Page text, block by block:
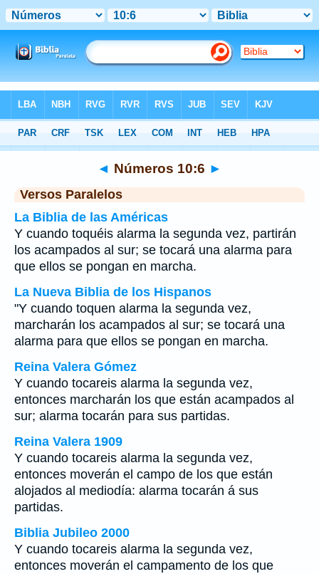
>Números Capítulo 10 > Verso 6
◄ Números 10:6 ►
Versos Paralelos
La Biblia de las Américas
Y cuando toquéis alarma la segunda vez, partirán
los acampados al sur; se tocará una alarma para
que ellos se pongan en marcha.
La Nueva Biblia de los Hispanos
"Y cuando toquen alarma la segunda vez,
marcharán los acampados al sur; se tocará una
alarma para que ellos se pongan en marcha.
Reina Valera Gómez
Y cuando tocareis alarma la segunda vez,
entonces marcharán los que están acampados al
sur; alarma tocarán para sus partidas.
Reina Valera 1909
Y cuando tocareis alarma la segunda vez,
entonces moverán el campo de los que están
alojados al mediodía: alarma tocarán á sus
partidas.
Biblia Jubileo 2000
Y cuando tocareis alarma la segunda vez,
entonces moverán el campamento de los que